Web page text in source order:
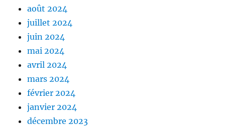
août 2024
juillet 2024
juin 2024
mai 2024
avril 2024
mars 2024
février 2024
janvier 2024
décembre 2023